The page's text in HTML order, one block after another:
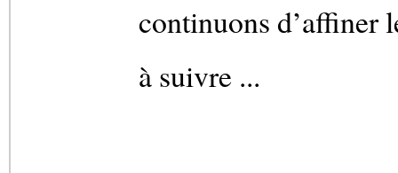
continuons d’affiner
à suivre ...